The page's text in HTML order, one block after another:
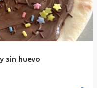
sin huevo